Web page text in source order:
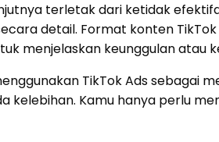
terletak dari ketidak
detail. Format konten TikTok
menjelaskan keunggulan atau
TikTok Ads sebagai
kelebihan. Kamu hanya perlu